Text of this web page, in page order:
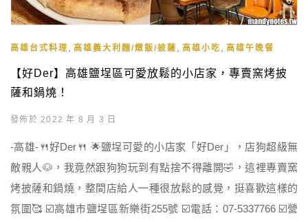
高雄台式料理 , 高雄義大利麵/燉飯/披薩 , 高雄小吃 , 高雄午晚餐
【好Der】高雄鹽埕區可愛放鬆的小店家，專賣窯烤披
薩和鍋燒！
發佈於 2022 年 8 月 3 日
-高雄-🍴好Der🍴 🌟鹽埕可愛的小店家「好Der」，店狗超級無
敵親人🐶，我竟然跟狗狗玩到有點捨不得離開🤣，這裡專賣窯
烤披薩和鍋燒，整間店給人一種很放鬆的感覺，挺喜歡這樣的
氛圍🥰 ☑️高雄市鹽埕區新樂街255號 ☑️電話：07-5337766 ☑️營